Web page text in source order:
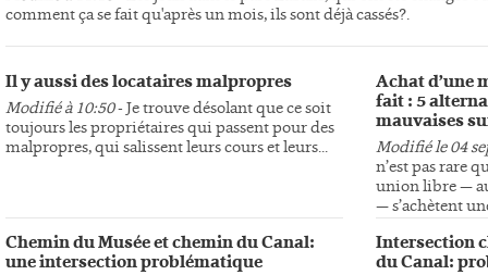
comment ça se fait qu'après un mois, ils sont déjà cassés?.
Il y aussi des locataires malpropres
Modifié à 10:50- Je trouve désolant que ce soit
toujours les propriétaires qui passent pour des
malpropres, qui salissent leurs cours et leurs...
Chemin du Musée et chemin du Canal:
une intersection problématique
Achat d’une
fait : 5
mauvaises
Modifié le 04
n’est pas rare
union libre —
— s’achètent
Intersection
du Canal: